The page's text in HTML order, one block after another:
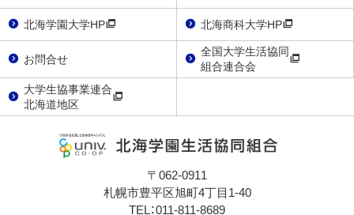
北海学園大学HP 北海商科大学HP
お問合せ
全国大学生活協同
組合連合会
大学生協事業連合
北海道地区
〒062-0911
札幌市豊平区旭町4丁目1-40
TEL：011-811-8689